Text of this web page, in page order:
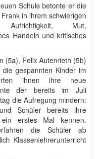
Schule betonte er die
in ihrem schwierigen
Mut,
Handeln und kritisches
(5a), Felix Autenrieth (5b)
gespannten Kinder im
ihnen ihre neue
der bereits im Juli
die Aufregung mindern:
Schüler bereits ihre
ein erstes Mal kennen.
die Schüler ab
Klassenlehrerunterricht